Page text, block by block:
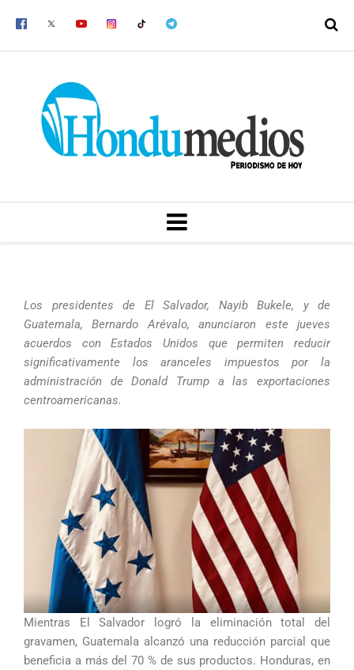
MENU
Los presidentes de El Salvador, Nayib Bukele, y de
Guatemala, Bernardo Arévalo, anunciaron este jueves
acuerdos con Estados Unidos que permiten reducir
significativamente los aranceles impuestos por la
administración de Donald Trump a las exportaciones
centroamericanas.
Mientras El Salvador logró la eliminación total del
gravamen, Guatemala alcanzó una reducción parcial que
beneficia a más del 70 % de sus productos. Honduras, en